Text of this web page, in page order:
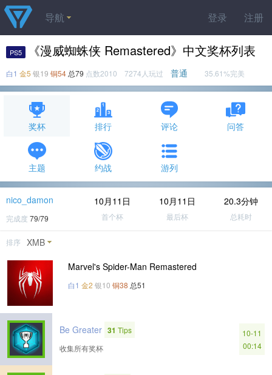
登录 注册
导航
PS5 《漫威蜘蛛侠 Remastered》中文奖杯列表
白1 金5 银19 铜54 总79 点数2010 7274人玩过 普通 35.61%完美
奖杯 排行 评论 问答
主题 约战 游列
nico_damon
完成度 79/79
10月11日
首个杯
10月11日
最后杯
20.3分钟
总耗时
排序 XMB
Marvel's Spider-Man Remastered
白1 金2 银10 铜38 总51
Be Greater 31 Tips
收集所有奖杯
10-11
00:14